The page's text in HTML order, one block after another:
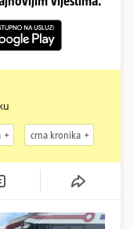
crna kronika